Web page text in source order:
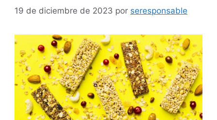
19 de diciembre de 2023 por seresponsable